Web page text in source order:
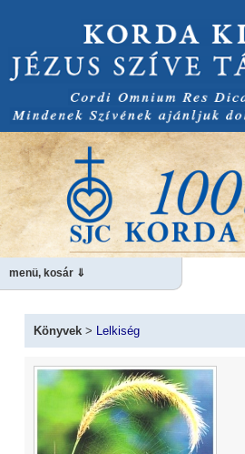
menü, kosár ⇓
Könyvek> Lelkiség